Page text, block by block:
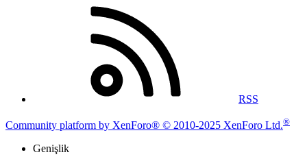
RSS
Community platform by XenForo® © 2010-2025 XenForo Ltd.®
Genişlik